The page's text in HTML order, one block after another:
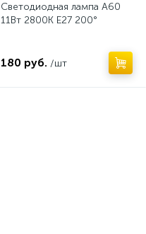
Светодиодная лампа A60
11Вт 2800K E27 200°
180 руб. /шт